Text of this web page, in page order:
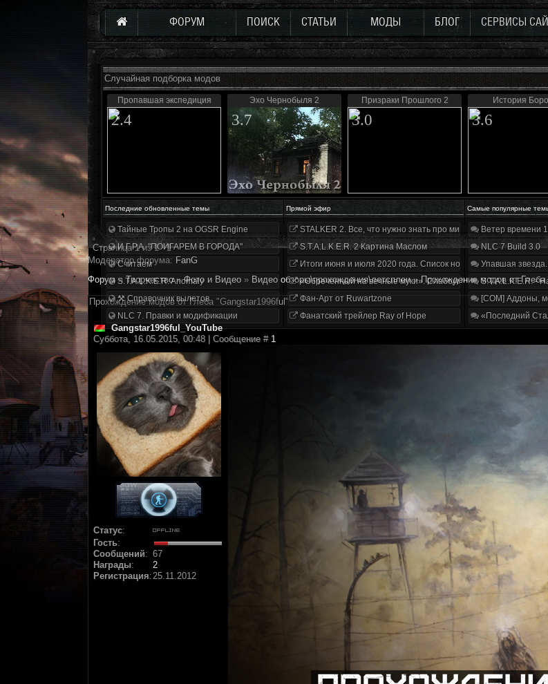
ФОРУМ ПОИСК СТАТЬИ МОДЫ БЛОГ СЕРВИСЫ
Случайная подборка модов
Пропавшая экспедиция
2.4
Эхо Чернобыля 2
3.7
Призраки Прошлого 2
3.0
История
3.6
Последние обновленные темы Прямой эфир Самые популярные
Тайные Тропы 2 на OGSR Engine
И.Г.Р.А. "ПОИГАРЕМ В ГОРОДА"
Считаем
S.T.A.L.K.E.R. Anomaly
⚒ Справочник вылетов
NLC 7. Правки и модификации
STALKER 2. Все, что нужно знать про мир, геймплей и сюжет |
S.T.A.L.K.E.R. 2 Картина Маслом
Итоги июня и июля 2020 года. Список нововведений
«Обречённый на вечные муки». Слабоумие и отвага
Фан-Арт от Ruwartzone
Фанатский трейлер Ray of Hope
Ветер времени
NLC 7 Build 3.0
Упавшая
S.T.A.L.K.E.R. -
[COM] Аддоны,
«Последний
Страница1из1
1
Модератор форума: FanG
Форум » Творчество » Фото и Видео » Видео обзоры\прохождения\летсплеи » Прохождение модов от Глеба
Прохождение модов от Глеба "Gangstar1996ful"
Gangstar1996ful_YouTube
Суббота, 16.05.2015, 00:48 | Сообщение # 1
Статус:
Гость:
Сообщений: 67
Награды:
2
Регистрация:25.11.2012